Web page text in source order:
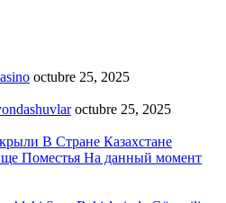
octubre 25, 2025
octubre 25, 2025
В Стране Казахстане
Поместья На данный момент